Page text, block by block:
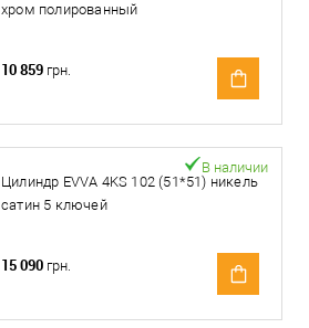
хром полированный
10 859 грн.
Цилиндр EVVA 4KS 102 (51*51) никель
сатин 5 ключей
В наличии
15 090 грн.